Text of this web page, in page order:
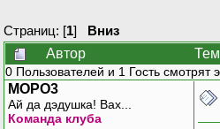
Страниц: [1] Вниз
Автор
0 Пользователей и 1 Гость смотрят
MOPO3
Ай да дэдушка! Вах...
Команда клуба